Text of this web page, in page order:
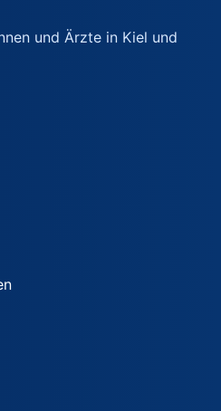
und Ärzte in Kiel und